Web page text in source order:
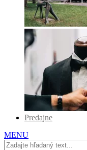
Predajne
MENU